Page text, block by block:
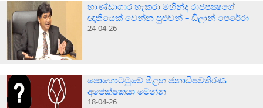
භාණ්ඩාගාර හැකරා මහින්ද රාජපක්‍ෂගේ
ඥාතියෙක් වෙන්න පුළුවන් – ඩිලාන් පෙරේරා
24-04-26
පොහොට්ටුවේ මීළඟ ජනාධිපවතිරණ
අපේක්ෂකයා මෙන්න
18-04-26